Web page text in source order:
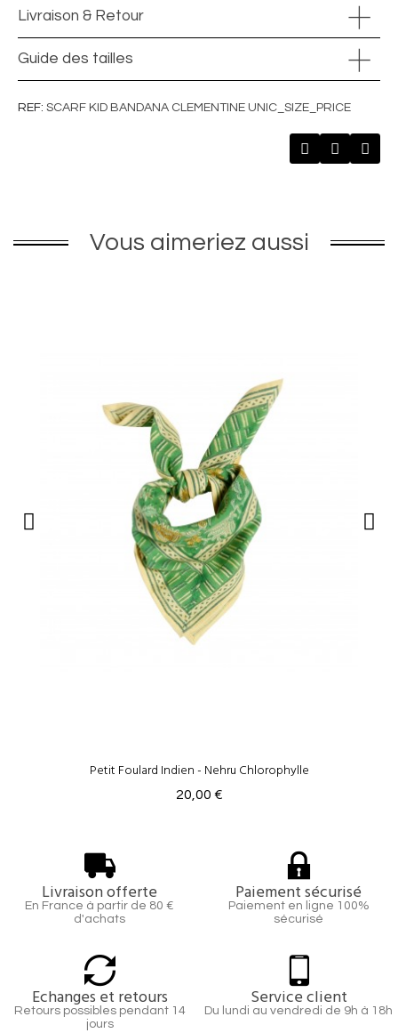
Livraison & Retour
Guide des tailles
REF SCARF KID BANDANA CLEMENTINE UNIC_SIZE_PRICE
Vous aimeriez aussi
Petit Foulard Indien - Nehru Chlorophylle
20,00 €
Livraison offerte
En France à partir de 80 €
d'achats
Paiement sécurisé
Paiement en ligne 100%
sécurisé
Echanges et retours
Retours possibles pendant 14
jours
Service client
Du lundi au vendredi de 9h à 18h